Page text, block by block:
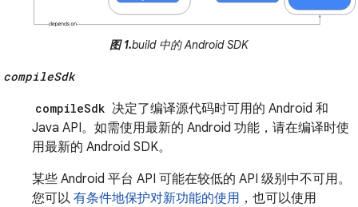
图 1.build 中的 Android SDK
compileSdk
compileSdk 决定了编译源代码时可用的 Android 和
Java API。如需使用最新的 Android 功能，请在编译时使
用最新的 Android SDK。
某些 Android 平台 API 可能在较低的 API 级别中不可用。
您可以 有条件地保护对新功能的使用 ，也可以使用